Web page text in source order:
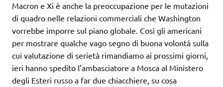
Macron e Xi è anche la preoccupazione per le mutazioni
di quadro nelle relazioni commerciali che Washington
vorrebbe imporre sul piano globale. Così gli americani
per mostrare qualche vago segno di buona volontà sulla
cui valutazione di serietà rimandiamo ai prossimi giorni,
ieri hanno spedito l’ambasciatore a Mosca al Ministero
degli Esteri russo a far due chiacchiere, su cosa